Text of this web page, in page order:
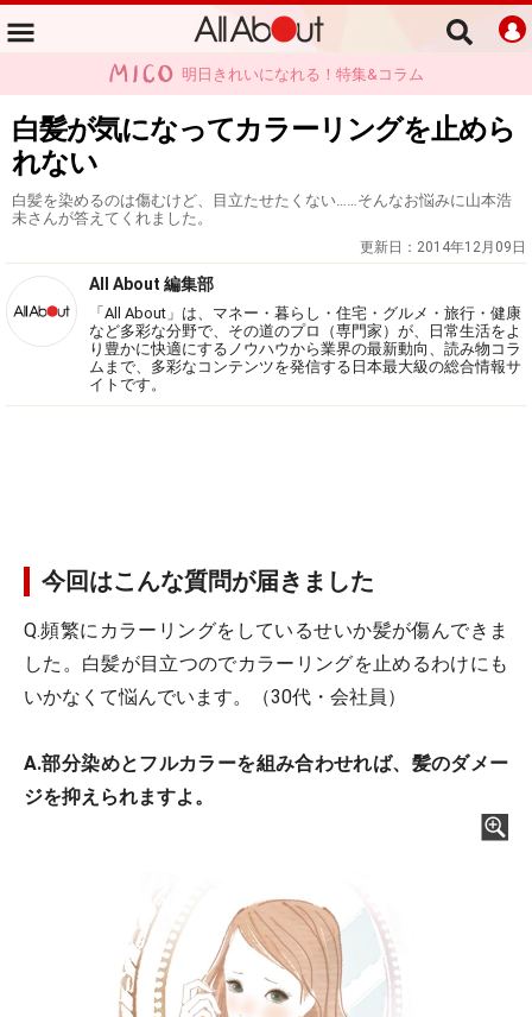
明日きれいになれる！特集&コラム
白髪が気になってカラーリングを止めら
れない
白髪を染めるのは傷むけど、目立たせたくない……そんなお悩みに山本浩
未さんが答えてくれました。
更新日： 2014年12月09日
All About 編集部
「All About」は、マネー・暮らし・住宅・グルメ・旅行・健康
など多彩な分野で、その道のプロ（専門家）が、日常生活をよ
り豊かに快適にするノウハウから業界の最新動向、読み物コラ
ムまで、多彩なコンテンツを発信する日本最大級の総合情報サ
イトです。
今回はこんな質問が届きました
Q.頻繁にカラーリングをしているせいか髪が傷んできま
した。白髪が目立つのでカラーリングを止めるわけにも
いかなくて悩んでいます。（30代・会社員）
A.部分染めとフルカラーを組み合わせれば、髪のダメー
ジを抑えられますよ。